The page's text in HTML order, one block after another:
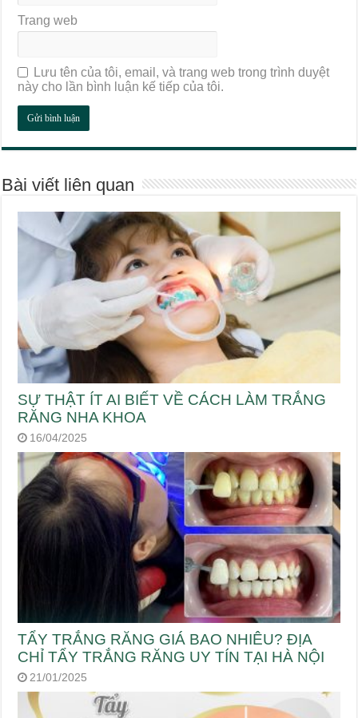
Trang web
Lưu tên của tôi, email, và trang web trong trình duyệt
này cho lần bình luận kế tiếp của tôi.
Bài viết liên quan
SỰ THẬT ÍT AI BIẾT VỀ CÁCH LÀM TRẮNG
RĂNG NHA KHOA
16/04/2025
TẨY TRẮNG RĂNG GIÁ BAO NHIÊU? ĐỊA
CHỈ TẨY TRẮNG RĂNG UY TÍN TẠI HÀ NỘI
21/01/2025